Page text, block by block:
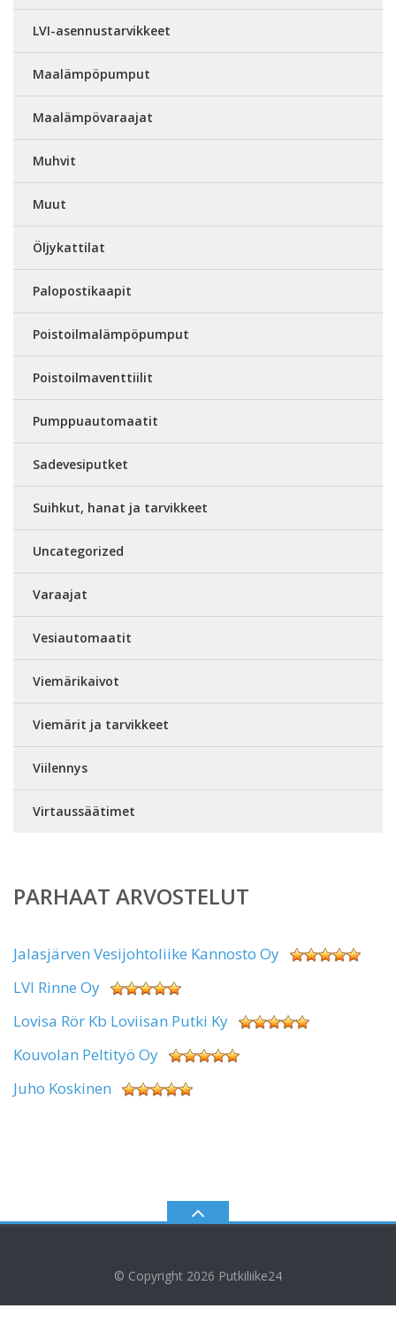
LVI-asennustarvikkeet
Maalämpöpumput
Maalämpövaraajat
Muhvit
Muut
Öljykattilat
Palopostikaapit
Poistoilmalämpöpumput
Poistoilmaventtiilit
Pumppuautomaatit
Sadevesiputket
Suihkut, hanat ja tarvikkeet
Uncategorized
Varaajat
Vesiautomaatit
Viemärikaivot
Viemärit ja tarvikkeet
Viilennys
Virtaussäätimet
PARHAAT ARVOSTELUT
Jalasjärven Vesijohtoliike Kannosto Oy
LVI Rinne Oy
Lovisa Rör Kb Loviisan Putki Ky
Kouvolan Peltityö Oy
Juho Koskinen
© Copyright 2026 Putkiliike24